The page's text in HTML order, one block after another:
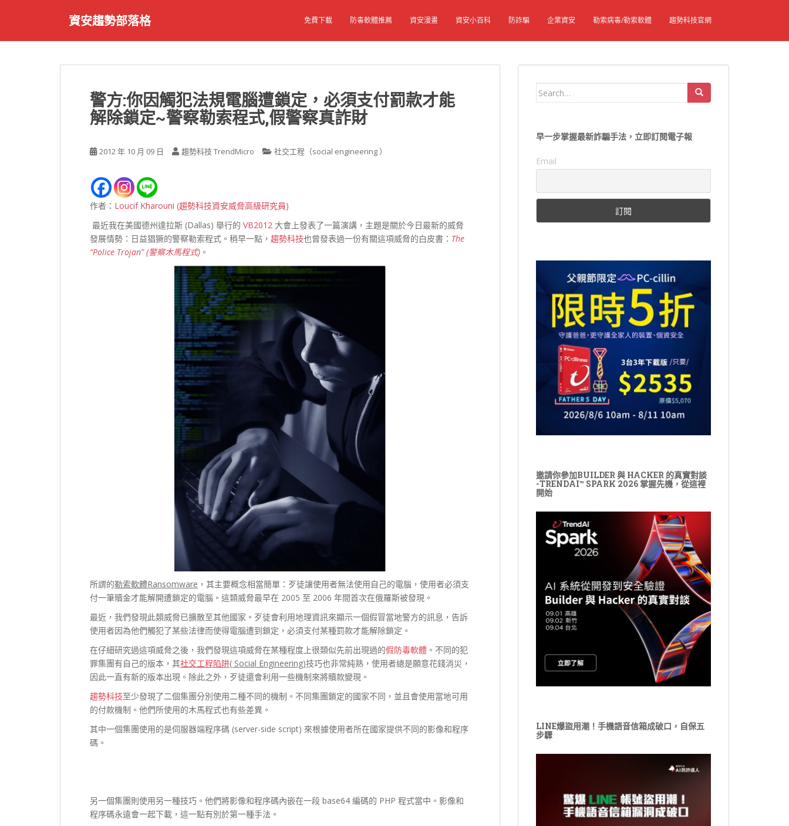
資安趨勢部落格 免費下載 防毒軟體推薦 資安漫畫 資安小百科 防詐騙 企業資安 勒索病毒/勒索軟體 趨勢科技官網
警方:你因觸犯法規電腦遭鎖定，必須支付罰款才能
解除鎖定~警察勒索程式,假警察真詐財
2012 年 10 月 09 日 趨勢科技 TrendMicro 社交工程（social engineering ）
作者： Loucif Kharouni (趨勢科技資安威脅高級研究員)
最近我在美國德州達拉斯 (Dallas) 舉行的 VB2012 大會上發表了一篇演講，主題是關於今日最新的威脅
發展情勢：日益猖獗的警察勒索程式。稍早一點， 趨勢科技也曾發表過一份有關這項威脅的白皮書： The
“Police Trojan” (警察木馬程式) 。
所謂的勒索軟體Ransomware ，其主要概念相當簡單：歹徒讓使用者無法使用自己的電腦，使用者必須支
付一筆贖金才能解開遭鎖定的電腦。這類威脅最早在 2005 至 2006 年間首次在俄羅斯被發現。
最近，我們發現此類威脅已擴散至其他國家。歹徒會利用地理資訊來顯示一個假冒當地警方的訊息，告訴
使用者因為他們觸犯了某些法律而使得電腦遭到鎖定，必須支付某種罰款才能解除鎖定。
在仔細研究過這項威脅之後，我們發現這項威脅在某種程度上很類似先前出現過的假防毒軟體 。不同的犯
罪集團有自己的版本，其社交工程陷阱( Social Engineering)技巧也非常純熟，使用者總是願意花錢消災，
因此一直有新的版本出現。除此之外，歹徒還會利用一些機制來將贖款變現。
趨勢科技至少發現了二個集團分別使用二種不同的機制。不同集團鎖定的國家不同，並且會使用當地可用
的付款機制。他們所使用的木馬程式也有些差異。
其中一個集團使用的是伺服器端程序碼 (server-side script) 來根據使用者所在國家提供不同的影像和程序
碼。
另一個集團則使用另一種技巧。他們將影像和程序碼內嵌在一段 base64 編碼的 PHP 程式當中。影像和
程序碼永遠會一起下載，這一點有別於第一種手法。
Search
早一步掌握最新詐騙手法，立即訂閱電子報
Email
邀請你參加BUILDER 與 HACKER 的真實對談
-TRENDAI™ SPARK 2026 掌握先機，從這裡
開始
LINE爆盜用潮！手機語音信箱成破口，自保五
步驟